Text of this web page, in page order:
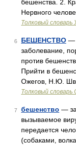
бешенства. 2.
Нервного
Толковый словарь
6 БЕШЕНСТВО —
заболевание,
против
Прийти в
Ожегов, Н.Ю.
Толковый словарь
7 бешенство —
вызываемое
передается
(собаками,